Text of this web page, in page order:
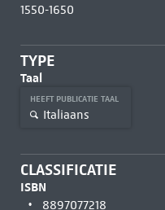
1550-1650
TYPE
Taal
HEEFT PUBLICATIE TAAL
Italiaans
CLASSIFICATIE
ISBN
8897077218